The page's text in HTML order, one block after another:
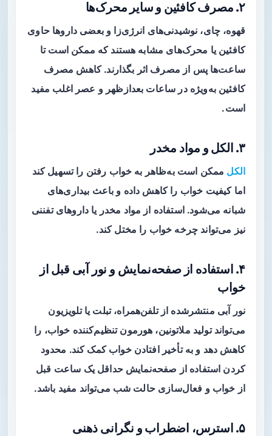
۲. مصرف کافئین و سایر محرک‌ها
قهوه، چای، نوشیدنی‌های انرژی‌زا و بعضی داروها حاوی
کافئین یا محرک‌های مشابه هستند که ممکن است تا
ساعت‌ها پس از مصرف اثر بگذارند. کاهش مصرف
کافئین به‌ویژه در ساعات بعدازظهر و عصر اغلب مفید
است.
۳. الکل و مواد مخدر
الکل ممکن است به‌ظاهر به خواب رفتن را تسهیل کند
اما کیفیت خواب را کاهش داده و باعث بیداری‌های
شبانه می‌شود. استفاده از مواد مخدر یا داروهای تفننی
نیز می‌تواند چرخه خواب را مختل کند.
۴. استفاده از صفحه‌نمایش و نور آبی قبل از
خواب
نور آبی منتشرشده از تلفن‌همراه، تبلت یا تلویزیون
می‌تواند تولید ملاتونین، هورمون تنظیم‌کننده خواب، را
کاهش دهد و به تأخیر افتادن خواب کمک کند. محدود
کردن استفاده از صفحه‌نمایش حداقل یک ساعت قبل
از خواب و فعال‌سازی حالت شب می‌تواند مفید باشد.
۵. استرس، اضطراب و نگرانی ذهنی